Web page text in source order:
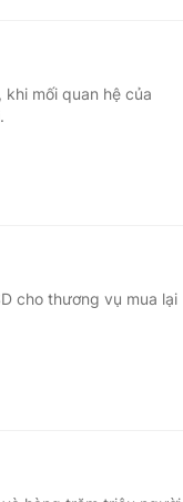
mối quan hệ của
cho thương vụ mua lại